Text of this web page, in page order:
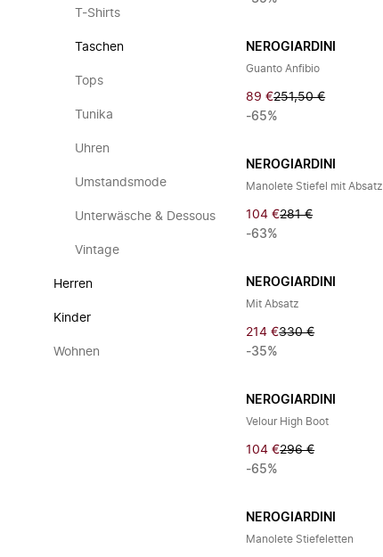
T-Shirts
Taschen
Tops
Tunika
Uhren
Umstandsmode
Unterwäsche & Dessous
Vintage
Herren
Kinder
Wohnen
NEROGIARDINI
Guanto Anfibio
89 €251,50 €
-65%
NEROGIARDINI
Manolete Stiefel mit Absatz
104 €281 €
-63%
NEROGIARDINI
Mit Absatz
214 €330 €
-35%
NEROGIARDINI
Velour High Boot
104 €296 €
-65%
NEROGIARDINI
Manolete Stiefeletten